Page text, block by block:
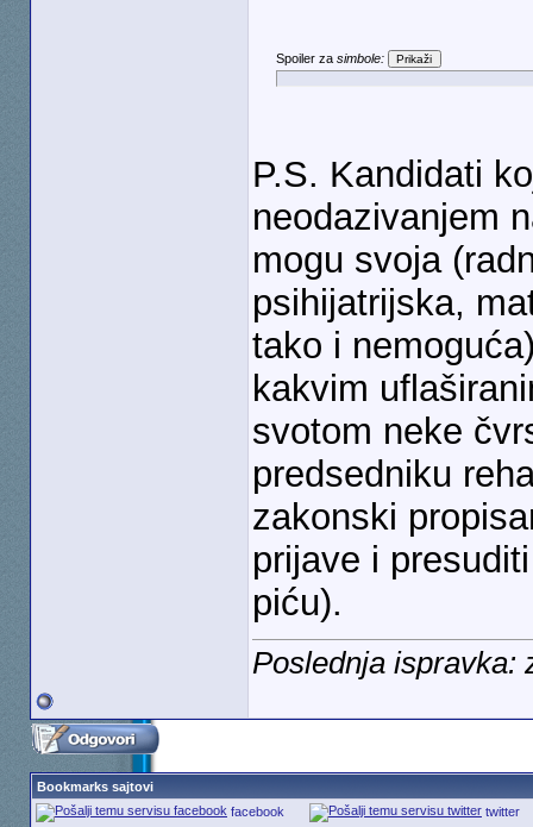
Spoiler za simbole:
P.S. Kandidati
neodazivanjem
mogu svoja
psihijatrijska,
tako i
kakvim
svotom neke
predsedniku
zakonski
prijave i
piću).
Poslednja ispravka:
Bookmarks sajtovi
facebook
twitter